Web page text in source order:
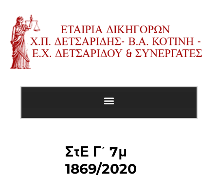
ΣτΕ Γ΄ 7μ
1869/2020